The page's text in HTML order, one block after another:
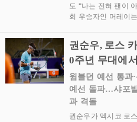
도 “나는 전혀 팬이
회 우승자인 머레이
권순우, 로스
0주년 무대에
윔블던 예선 통과
예선 돌파…샤포
과 격돌
권순우가 멕시코 로